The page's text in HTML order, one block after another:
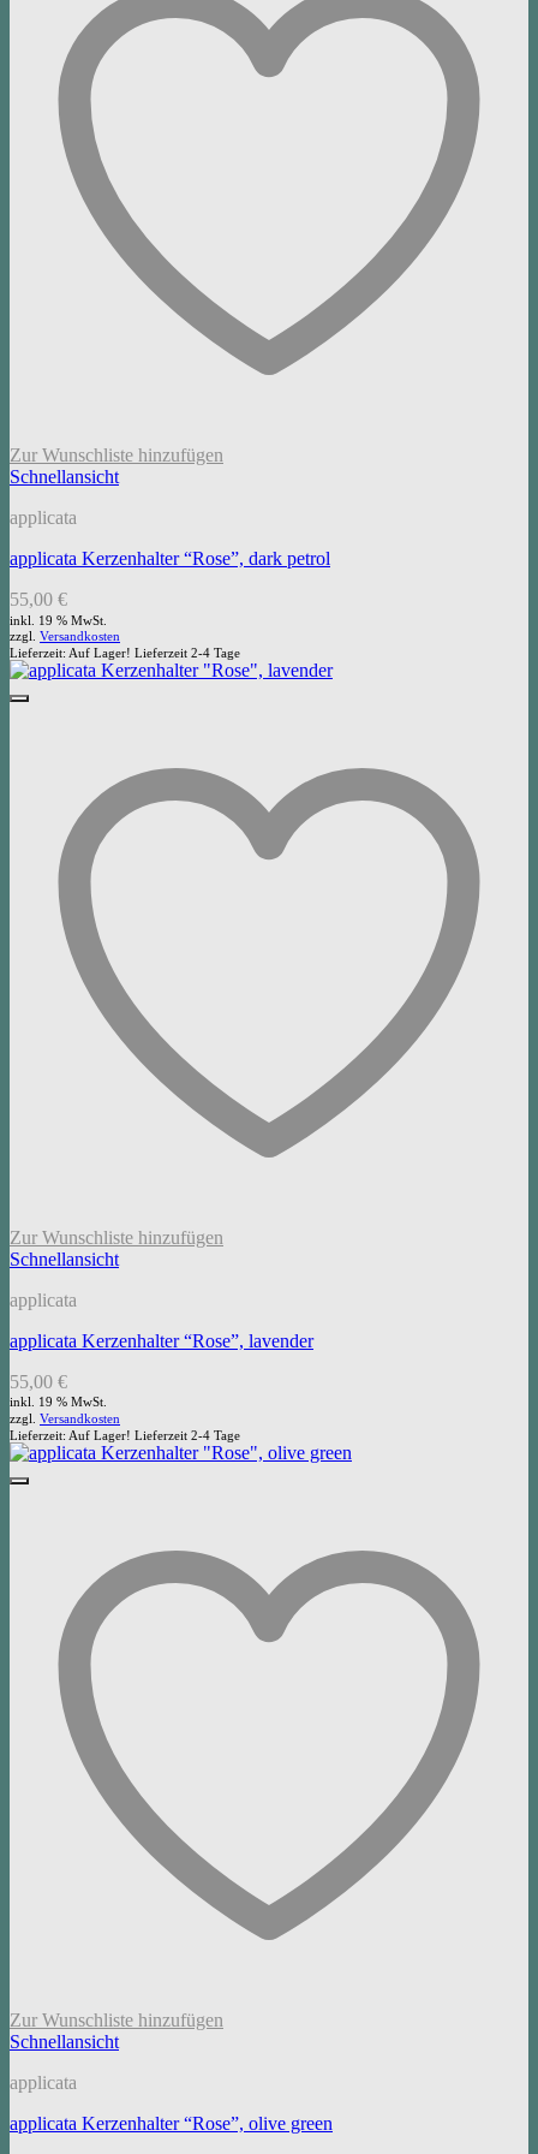
Zur Wunschliste hinzufügen
Schnellansicht
applicata
applicata Kerzenhalter “Rose”, dark petrol
55,00 €
inkl. 19 % MwSt.
zzgl. Versandkosten
Lieferzeit: Auf Lager! Lieferzeit 2-4 Tage
Zur Wunschliste hinzufügen
Schnellansicht
applicata
applicata Kerzenhalter “Rose”, lavender
55,00 €
inkl. 19 % MwSt.
zzgl. Versandkosten
Lieferzeit: Auf Lager! Lieferzeit 2-4 Tage
Zur Wunschliste hinzufügen
Schnellansicht
applicata
applicata Kerzenhalter “Rose”, olive green